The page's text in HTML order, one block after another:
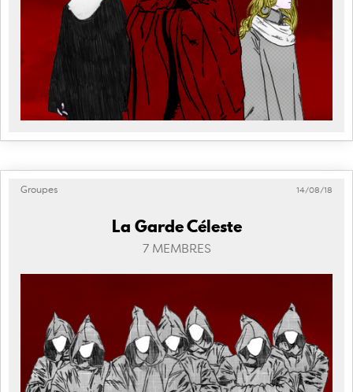
Groupes 14/08/18
La Garde Céleste
7 MEMBRES